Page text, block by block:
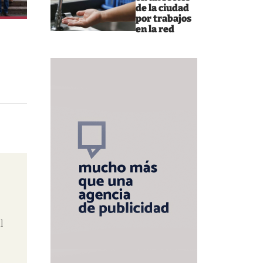
de la ciudad
por trabajos
en la red